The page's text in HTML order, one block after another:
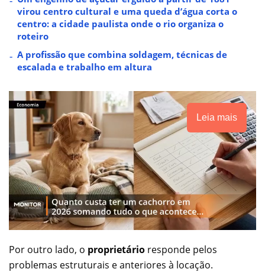
virou centro cultural e uma queda d’água corta o
centro: a cidade paulista onde o rio organiza o
roteiro
A profissão que combina soldagem, técnicas de
escalada e trabalho em altura
Leia mais
Por outro lado, o proprietário responde pelos
problemas estruturais e anteriores à locação.